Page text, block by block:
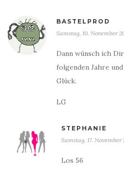
BASTELPROD
Samstag, 10. November
Dann wünsch ich
folgenden Jahre
Glück.
LG
STEPHANIE
Samstag, 17. November
Los 56